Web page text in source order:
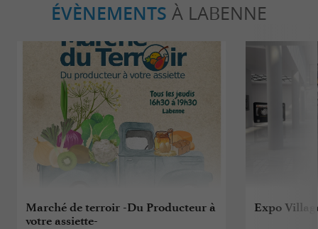
ÉVÈNEMENTS À LABENNE
Marché de terroir -Du Producteur à
votre assiette-
Expo